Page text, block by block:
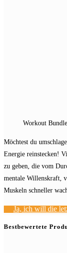
Workout Bundle
Möchtest du
Energie reinstecken!
zu geben, die vom
mentale Willenskraft,
Muskeln schneller
Ja, ich will die
Bestbewertete